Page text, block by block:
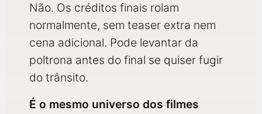
Não. Os créditos finais rolam
normalmente, sem teaser extra nem
cena adicional. Pode levantar da
poltrona antes do final se quiser fugir
do trânsito.
É o mesmo universo dos filmes